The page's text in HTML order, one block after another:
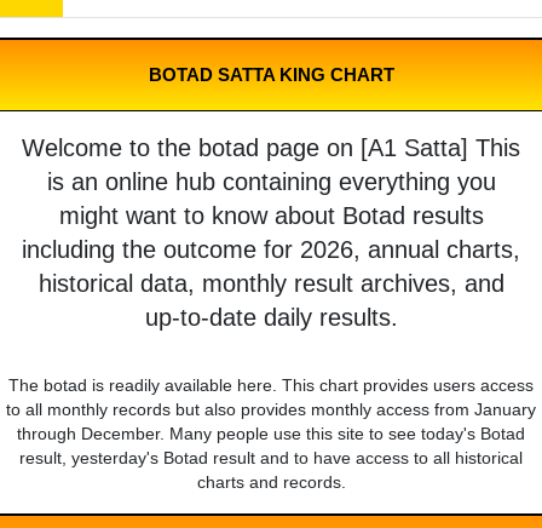
BOTAD SATTA KING CHART
Welcome to the botad page on [A1 Satta] This
is an online hub containing everything you
might want to know about Botad results
including the outcome for 2026, annual charts,
historical data, monthly result archives, and
up-to-date daily results.
The botad is readily available here. This chart provides users access
to all monthly records but also provides monthly access from January
through December. Many people use this site to see today's Botad
result, yesterday's Botad result and to have access to all historical
charts and records.